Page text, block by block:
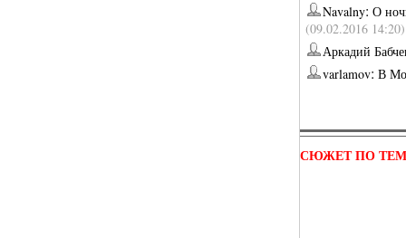
Navalny: О
(09.02.2016 14:20)
Аркадий
varlamov: В
СЮЖЕТ ПО